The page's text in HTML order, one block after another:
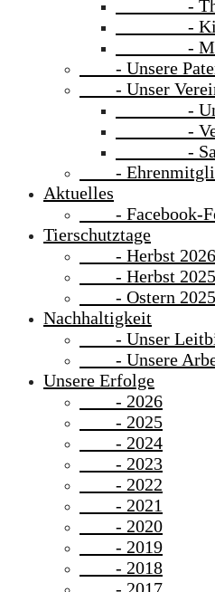
-
-
-
- Unsere
- Unser
- Unser
-
-
-
Aktuelles
- Facebook-
Tierschutztage
- Herbst 2026
- Herbst 2025
- Ostern 2025
Nachhaltigkeit
- Unser
- Unsere
Unsere Erfolge
- 2026
- 2025
- 2024
- 2023
- 2022
- 2021
- 2020
- 2019
- 2018